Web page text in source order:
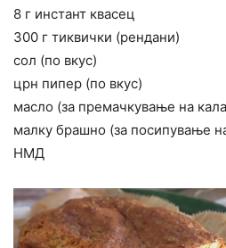
8 г инстант квасец
300 г тиквички (рендани)
сол (по вкус)
црн пипер (по вкус)
масло (за премачкување на
малку брашно (за посипување
НМД